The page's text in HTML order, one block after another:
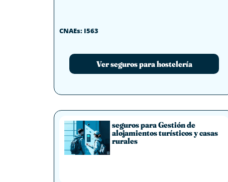
CNAEs: I563
Ver seguros para hostelería
seguros para Gestión de
alojamientos turísticos y casas
rurales